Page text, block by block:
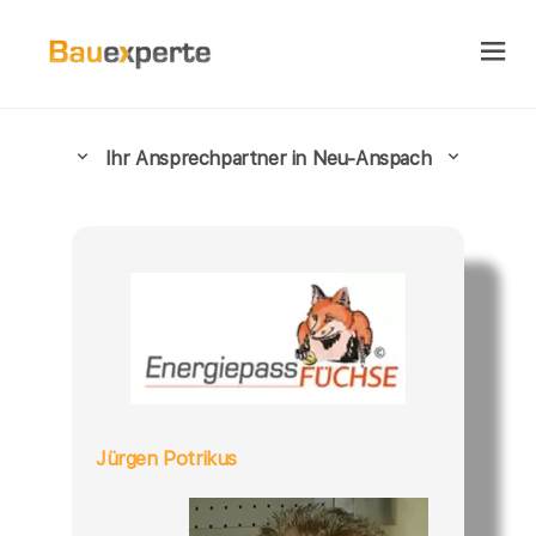
Ihr Ansprechpartner in Neu-Anspach
Jürgen Potrikus